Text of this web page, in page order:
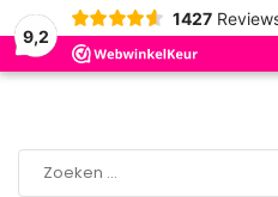
9,2
1427